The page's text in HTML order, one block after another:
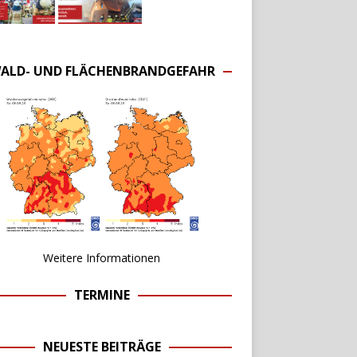
UND FLÄCHENBRANDGEFAHR
Weitere Informationen
TERMINE
NEUESTE BEITRÄGE